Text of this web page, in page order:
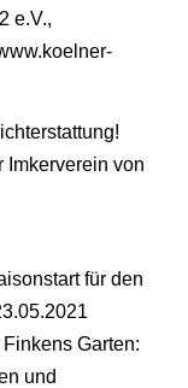
e.V.,
Imkerverein von
für den
Garten:
und